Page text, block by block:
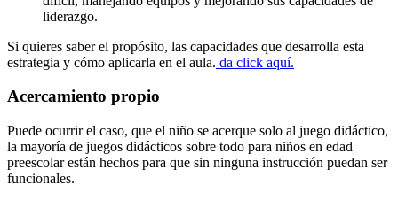
liderazgo.
Si quieres saber el propósito, las capacidades que desarrolla esta
estrategia y cómo aplicarla en el aula. da click aquí.
Acercamiento propio
Puede ocurrir el caso, que el niño se acerque solo al juego didáctico,
la mayoría de juegos didácticos sobre todo para niños en edad
preescolar están hechos para que sin ninguna instrucción puedan ser
funcionales.